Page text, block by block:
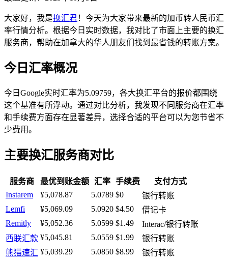
大家好，我是换汇君！今天为大家带来最新的加币转人民币汇
率行情分析。根据今日实时数据，我对比了市面上主要的换汇
服务商，帮助在加拿大的华人朋友们找到最省钱的转账方案。
今日汇率概况
今日Google实时汇率为5.09759，各大换汇平台的报价都围绕
这个基准有所浮动。通过对比分析，我发现不同服务商在汇率
和手续费方面存在显著差异，选择合适的平台可以为您节省不
少费用。
主要换汇服务商对比
服务商 最优到账金额 汇率 手续费
支付方式
Instarem
¥5,078.87 5.0789 $0
银行转账
Lemfi
¥5,069.09 5.0920 $4.50
借记卡
Remitly
¥5,052.36 5.0599 $1.49
Interac/银行转账
西联汇款 ¥5,045.81 5.0559 $1.99
银行转账
熊猫速汇 ¥5,039.29 5.0850 $8.99
银行转账